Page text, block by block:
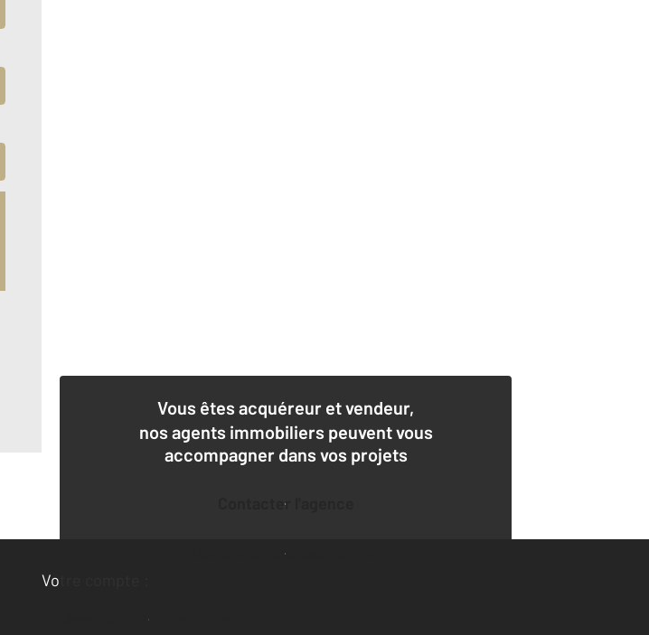
Vous êtes acquéreur et vendeur,
nos agents immobiliers peuvent vous
accompagner dans vos projets
Contacter l'agence
Demander une estimation
Votre compte :
Accéder à mon compte